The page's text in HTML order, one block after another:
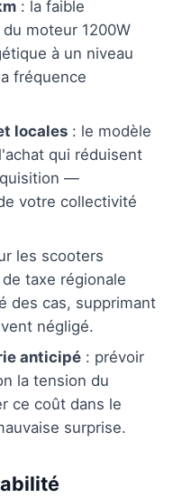
: la faible
moteur 1200W
à un niveau
fréquence
locales : le modèle
qui réduisent
—
votre collectivité
les scooters
taxe régionale
des cas, supprimant
négligé.
anticipé : prévoir
la tension du
ce coût dans le
surprise.